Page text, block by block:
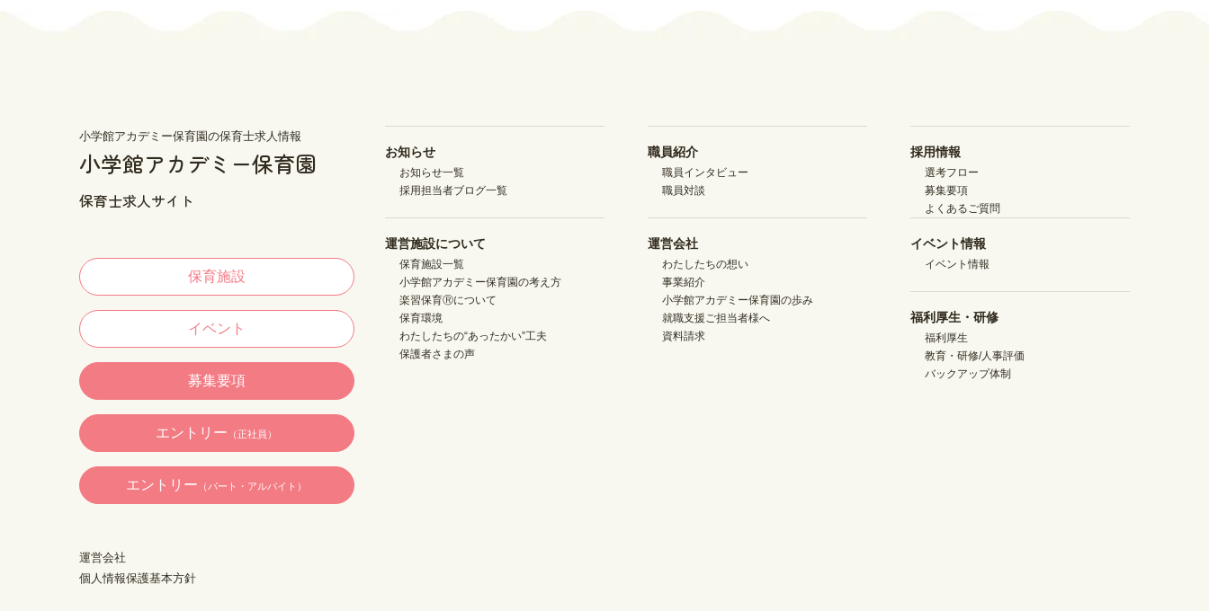
小学館アカデミー保育園の保育士求人情報
小学館アカデミー保育園
保育士求人サイト
保育施設
イベント
募集要項
エントリー （正社員）
エントリー （パート・アルバイト）
運営会社
個人情報保護基本方針
お知らせ
お知らせ一覧
採用担当者ブログ一覧
職員紹介
職員インタビュー
職員対談
採用情報
選考フロー
募集要項
よくあるご質問
運営施設について
保育施設一覧
小学館アカデミー保育園の考え方
楽習保育Ⓡについて
保育環境
わたしたちの“あったかい”工夫
保護者さまの声
運営会社
わたしたちの想い
事業紹介
小学館アカデミー保育園の歩み
就職支援ご担当者様へ
資料請求
イベント情報
イベント情報
福利厚生・研修
福利厚生
教育・研修/人事評価
バックアップ体制